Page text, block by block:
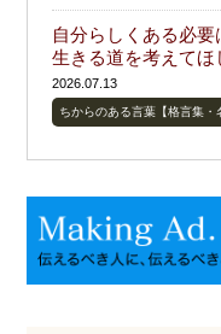
自分らしくある必要
生きる道を考えてほ
2026.07.13
ちからのある言葉【格言集・